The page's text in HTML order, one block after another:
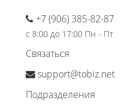
+7 (906) 385-82-87
с 8:00 до 17:00 Пн - Пт
Связаться
support@tobiz.net
Подразделения